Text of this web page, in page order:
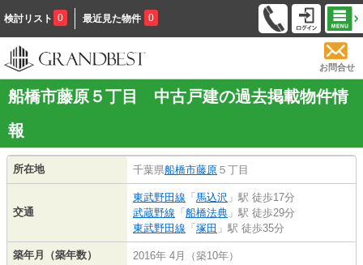
検討リスト 0 最近見た物件 0
お問合せ
船橋市藤原５丁目 中古戸建の過去掲載物件情
報
所在地 千葉県船橋市藤原 ５丁目
交通
東武野田線 「 馬込沢 」駅 徒歩17分
武蔵野線 「 船橋法典 」駅 徒歩29分
東武野田線 「 塚田 」駅 徒歩35分
築年月（築年数） 2016年 4月（築10年）